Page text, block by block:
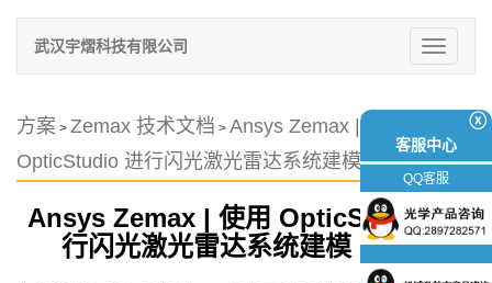
切
换
武汉宇熠科技有限公司
方案 > Zemax 技术文档 > Ansys Zemax | 使用
OpticStudio 进行闪光激光雷达系统建模（中）
Ansys Zemax | 使用 OpticStudio 进
行闪光激光雷达系统建模（中）
ⓧ
客服中心
QQ客服